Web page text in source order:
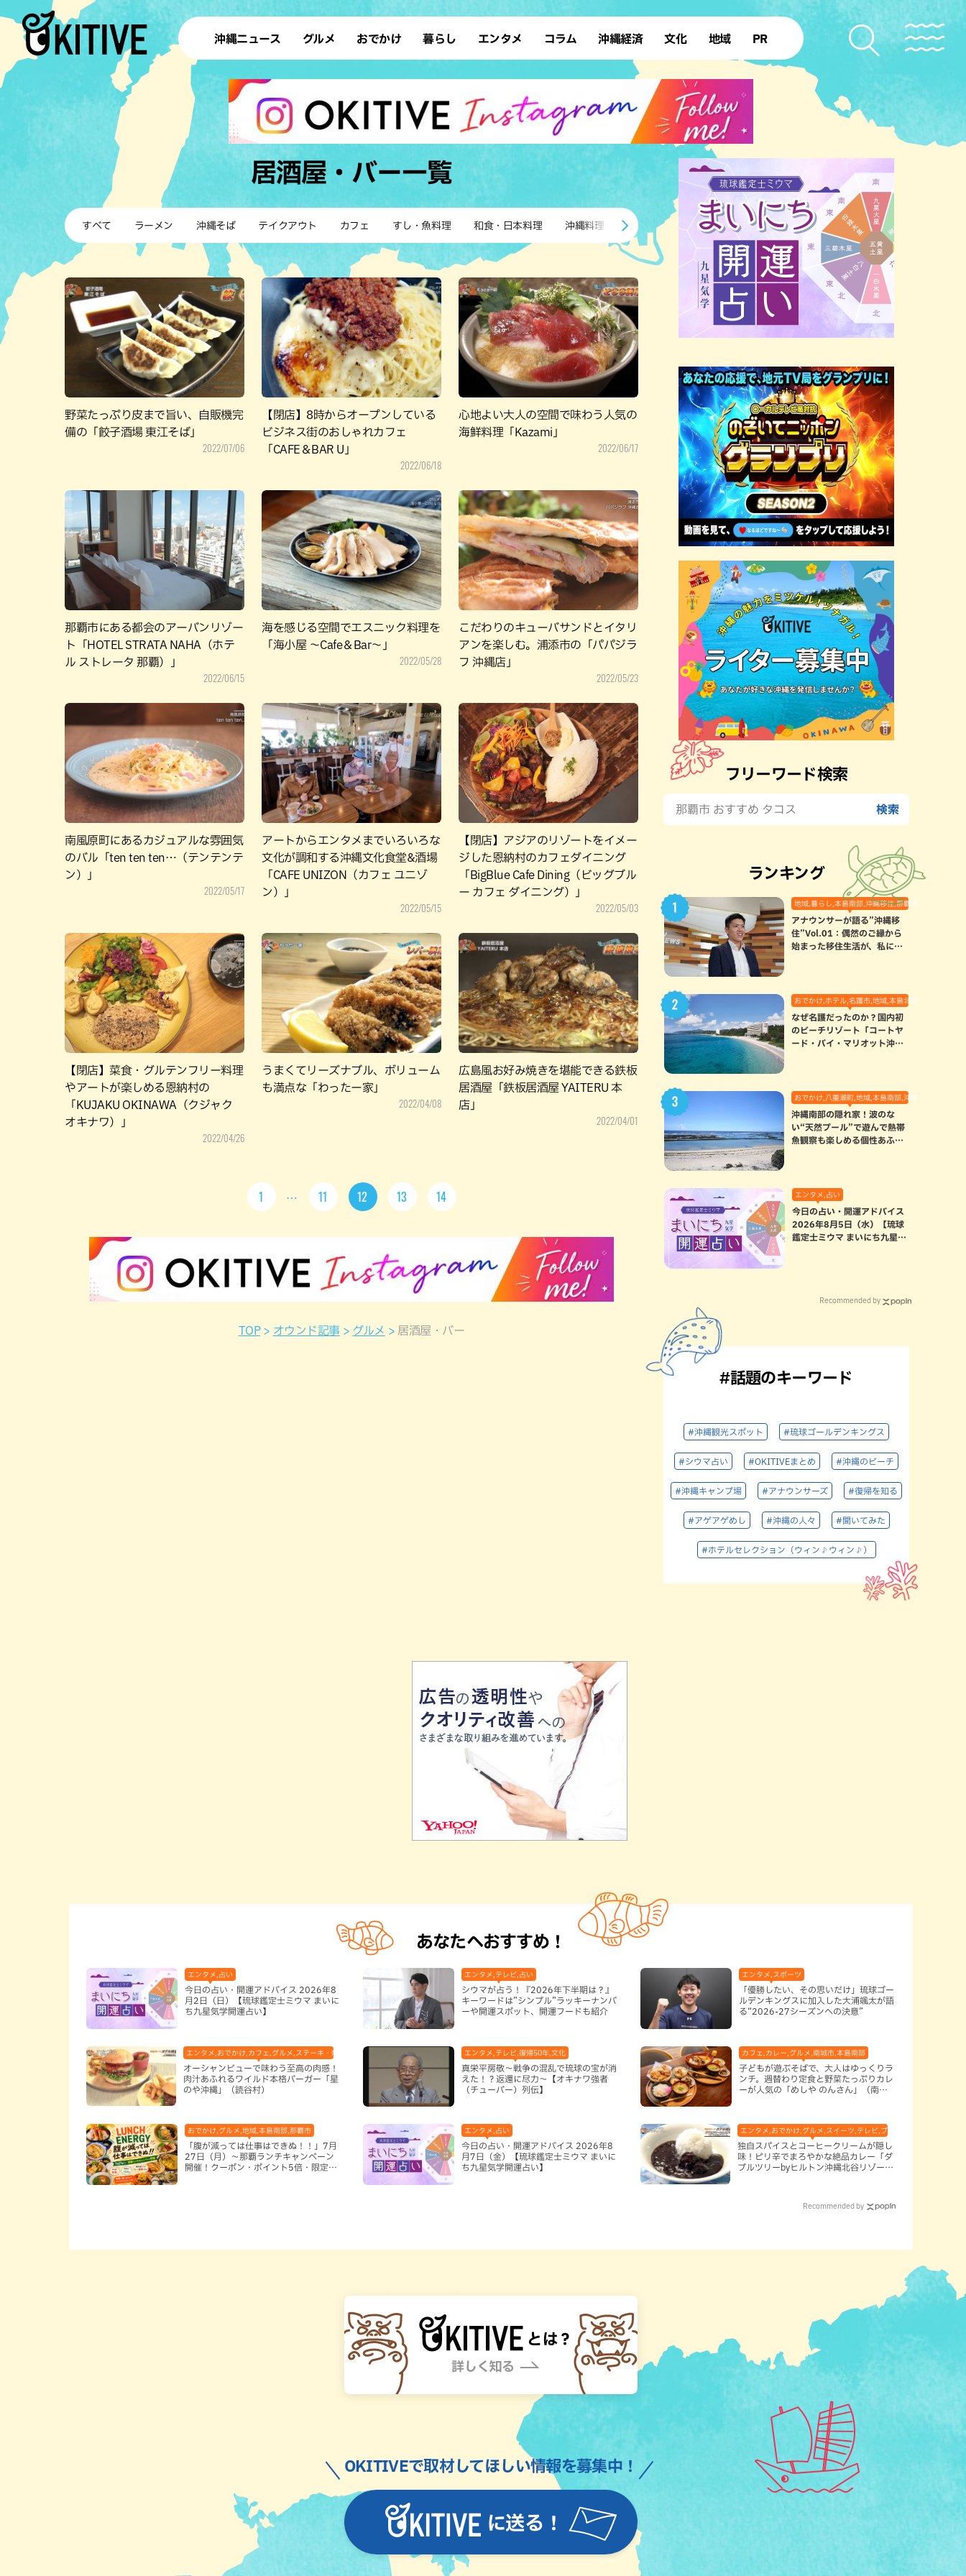
沖縄ニュース グルメ
ラーメン 沖縄そば
テイクアウト カフェ
すし・魚料理 和食・日本料理
沖縄料理 アジア・エスニック
ステーキ・焼肉 焼鳥・串料理
その他の肉料理 居酒屋・バー
ブッフェ・バイキング スイーツ
パン カレー
ハンバーガー タコス・タコライス
おでかけ
デート ドライブ
散歩 ソロ活
歴史
サウナ 公園
暮らし
レシピ SDGs
ファッション ローカルニュース
沖縄移住 沖縄旧暦行事
エンタメ
スポーツ 占い
タレント・芸人 テレビ
コラム 沖縄経済 文化
復帰50年
地域
本島北部
本島南部 先島諸島
北部離島
PR
居酒屋・バー一覧
すべて ラーメン 沖縄そば テイクアウト カフェ すし・魚料理 和食・日本料理 沖縄料理 アジア・エスニック 中華 イタリアン 洋食・西洋料理
野菜たっぷり皮まで旨い、自販機完
備の「餃子酒場 東江そば」
2022/07/06
【閉店】8時からオープンしている
ビジネス街のおしゃれカフェ
「CAFE＆BAR U」
2022/06/18
心地よい大人の空間で味わう人気の
海鮮料理「Kazami」
2022/06/17
那覇市にある都会のアーバンリゾー
ト「HOTEL STRATA NAHA（ホテ
ル ストレータ 那覇）」
2022/06/15
海を感じる空間でエスニック料理を
「海小屋 ～Cafe＆Bar～」
2022/05/28
こだわりのキューバサンドとイタリ
アンを楽しむ。浦添市の「パパジラ
フ 沖縄店」
2022/05/23
南風原町にあるカジュアルな雰囲気
のバル「ten ten ten…（テンテンテ
ン）」
2022/05/17
アートからエンタメまでいろいろな
文化が調和する沖縄文化食堂&酒場
「CAFE UNIZON（カフェ ユニゾ
ン）」
2022/05/15
【閉店】アジアのリゾートをイメー
ジした恩納村のカフェダイニング
「BigBlue Cafe Dining（ビッグブル
ー カフェ ダイニング）」
2022/05/03
【閉店】菜食・グルテンフリー料理
やアートが楽しめる恩納村の
「KUJAKU OKINAWA（クジャク
オキナワ）」
2022/04/26
うまくてリーズナブル、ボリューム
も満点な「わったー家」
2022/04/08
広島風お好み焼きを堪能できる鉄板
居酒屋「鉄板居酒屋 YAITERU 本
店」
2022/04/01
1 11 12 13 14
TOP オウンド記事 グルメ 居酒屋・バー
フリーワード検索
ランキング
地域,暮らし,本島南部,沖縄移住,那覇市
アナウンサーが語る”沖縄移
住”Vol.01：偶然のご縁から
始まった移住生活が、私にと
おでかけ,ホテル,名護市,地域,本島北部
なぜ名護だったのか？国内初
のビーチリゾート「コートヤ
ード・バイ・マリオット沖縄
おでかけ,八重瀬町,地域,本島南部,沖縄の海,自然
沖縄南部の隠れ家！波のな
い“天然プール”で遊んで熱帯
魚観察も楽しめる個性あふれ
エンタメ,占い
今日の占い・開運アドバイス
2026年8月5日（水）【琉球
鑑定士ミウマ まいにち九星気
Recommended by
#話題のキーワード
#沖縄観光スポット #琉球ゴールデンキングス
#シウマ占い #OKITIVEまとめ #沖縄のビーチ
#沖縄キャンプ場 #アナウンサーズ #復帰を知る
#アゲアゲめし #沖縄の人々 #聞いてみた
#ホテルセレクション（ウィン♪ウィン♪）
あなたへおすすめ！
エンタメ,占い
今日の占い・開運アドバイス 2026年8
月2日（日）【琉球鑑定士ミウマ まいに
ち九星気学開運占い】
エンタメ,テレビ,占い
シウマが占う！『2026年下半期は？』
キーワードは”シンプル”ラッキーナンバ
ーや開運スポット、開運フードも紹介
エンタメ,スポーツ
「優勝したい、その思いだけ」琉球ゴー
ルデンキングスに加入した大浦颯太が語
る“2026-27シーズンへの決意”
エンタメ,おでかけ,カフェ,グルメ,ステーキ・焼肉,テレビ,ハンバーガー,ホテル,地域,本島中部,読谷村
オーシャンビューで味わう至高の肉感！
肉汁あふれるワイルド本格バーガー「星
のや沖縄」（読谷村）
エンタメ,テレビ,復帰50年,文化
真栄平房敬～戦争の混乱で琉球の宝が消
えた！？返還に尽力～【オキナワ強者
（チューバー）列伝】
カフェ,カレー,グルメ,南城市,本島南部
子どもが遊ぶそばで、大人はゆっくりラ
ンチ。週替わり定食と野菜たっぷりカレ
ーが人気の「めしや のんさん」（南城
おでかけ,グルメ,地域,本島南部,那覇市
「腹が減っては仕事はできぬ！！」7月
27日（月）〜那覇ランチキャンペーン
開催！クーポン・ポイント5倍・限定グ
エンタメ,占い
今日の占い・開運アドバイス 2026年8
月7日（金）【琉球鑑定士ミウマ まいに
ち九星気学開運占い】
エンタメ,おでかけ,グルメ,スイーツ,テレビ,ブッフェ・バイキング,ホ
独自スパイスとコーヒークリームが隠し
味！ピリ辛でまろやかな絶品カレー「ダ
ブルツリーbyヒルトン沖縄北谷リゾー
Recommended by
に送る！
OKITIVEで取材してほしい情報を募集中！